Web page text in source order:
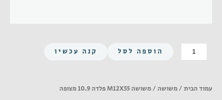
כמות
של
M12X55
הוספה לסל קנה עכשיו
עמוד הבית /משושה / משושה M12X55 פלדה 10.9 מצופה